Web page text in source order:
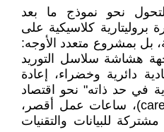
التحول نحو نموذج ما بعد
بروليتارية كلاسيكية على
بل بمشروع متعدد الأوجه:
هشاشة سلاسل التوريد
دائرية وخضراء، إعادة
في حد ذاته" نحو اقتصاد
الرفاه والرعاية (care economy)، ساعات عمل أقصر،
للبيانات والتقنيات